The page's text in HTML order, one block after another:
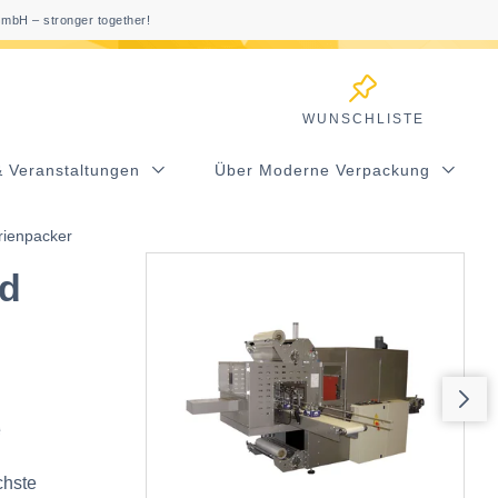
– stronger together!
WUNSCHLISTE
Veranstaltungen Über Moderne Verpackung